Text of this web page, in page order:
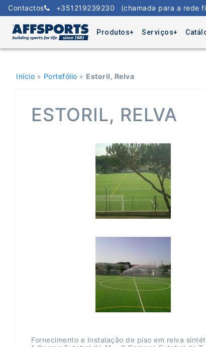
Skip
Contactos +351219239230 (chamada para a rede
Produtos Serviços
Início » Portefólio » Estoril, Relva
ESTORIL, RELVA
Fornecimento e Instalação de piso em relva